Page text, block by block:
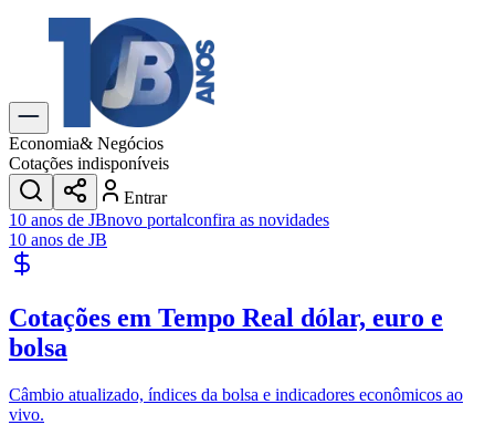
Explore Tudo
Últimas Notícias
Previsão do Tempo
Trânsito e Rotas
Dia a Dia & Lazer
Transportes
Gastronomia
Cinema & Shows
JogosNovo
Para Sua Empresa
Cadastrar Empresa
Divulgar VagasNovo
Publicidade Legal
Política
Economia& Negócios
Cotações indisponíveis
Entrar
10 anos de JBnovo portalconfira as novidades
10 anos de JB
Cotações em Tempo Real dólar, euro e
bolsa
Câmbio atualizado, índices da bolsa e indicadores econômicos ao
vivo.